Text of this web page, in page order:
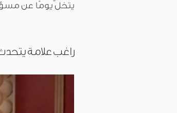
يتخلَّ يومًا عن
راغب علامة